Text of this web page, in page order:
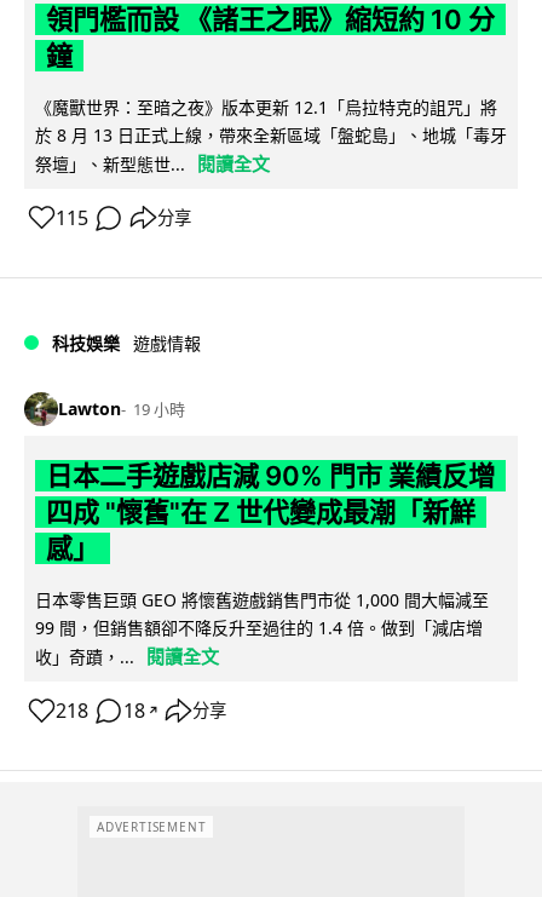
領門檻而設 《諸王之眠》縮短約 10 分
鐘
《魔獸世界：至暗之夜》版本更新 12.1「烏拉特克的詛咒」將
於 8 月 13 日正式上線，帶來全新區域「盤蛇島」、地城「毒牙
祭壇」、新型態世...
閱讀全文
115 分享
科技娛樂 遊戲情報
Lawton 19 小時
日本二手遊戲店減 90% 門市 業績反增
四成 "懷舊"在 Z 世代變成最潮「新鮮
感」
日本零售巨頭 GEO 將懷舊遊戲銷售門市從 1,000 間大幅減至
99 間，但銷售額卻不降反升至過往的 1.4 倍。做到「減店增
收」奇蹟，...
閱讀全文
218 18 ↗ 分享
ADVERTISEMENT